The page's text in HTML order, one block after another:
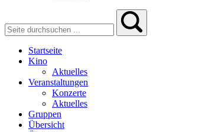
Startseite
Kino
Aktuelles
Veranstaltungen
Konzerte
Aktuelles
Gruppen
Übersicht